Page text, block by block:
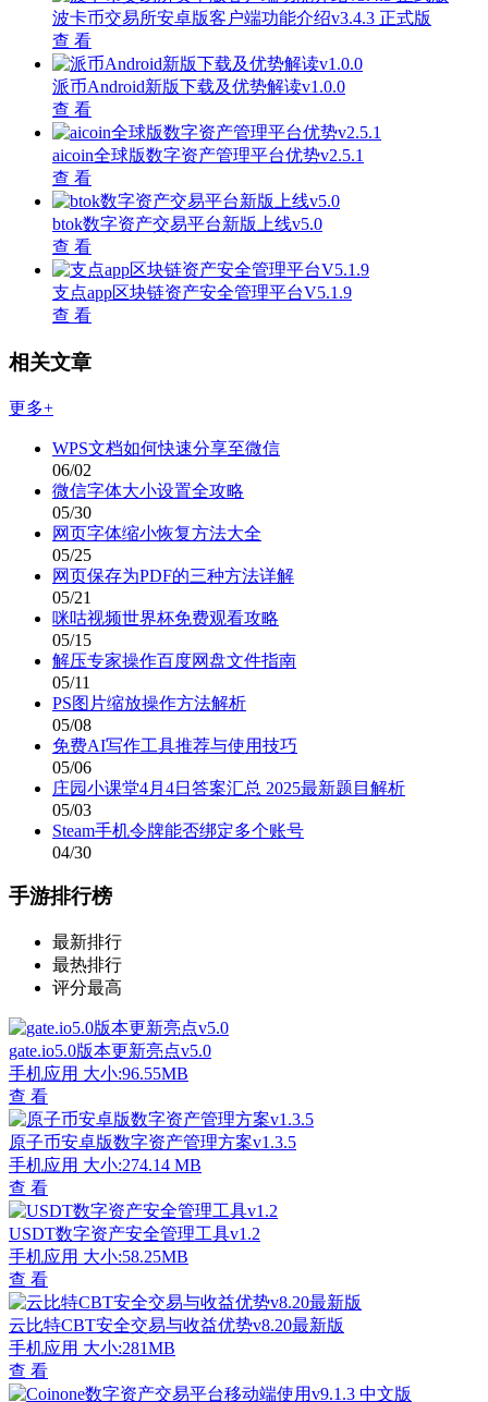
波卡币交易所安卓版客户端功能介绍v3.4.3 正式版
查 看
派币Android新版下载及优势解读v1.0.0
查 看
aicoin全球版数字资产管理平台优势v2.5.1
查 看
btok数字资产交易平台新版上线v5.0
查 看
支点app区块链资产安全管理平台V5.1.9
查 看
相关文章
更多+
WPS文档如何快速分享至微信
06/02
微信字体大小设置全攻略
05/30
网页字体缩小恢复方法大全
05/25
网页保存为PDF的三种方法详解
05/21
咪咕视频世界杯免费观看攻略
05/15
解压专家操作百度网盘文件指南
05/11
PS图片缩放操作方法解析
05/08
免费AI写作工具推荐与使用技巧
05/06
庄园小课堂4月4日答案汇总 2025最新题目解析
05/03
Steam手机令牌能否绑定多个账号
04/30
手游排行榜
最新排行
最热排行
评分最高
gate.io5.0版本更新亮点v5.0
手机应用 大小:96.55MB
查 看
原子币安卓版数字资产管理方案v1.3.5
手机应用 大小:274.14 MB
查 看
USDT数字资产安全管理工具v1.2
手机应用 大小:58.25MB
查 看
云比特CBT安全交易与收益优势v8.20最新版
手机应用 大小:281MB
查 看